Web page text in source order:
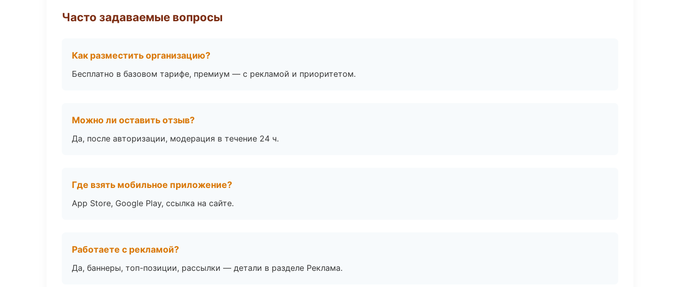
Часто задаваемые вопросы
Как разместить организацию?
Бесплатно в базовом тарифе, премиум — с рекламой и приоритетом.
Можно ли оставить отзыв?
Да, после авторизации, модерация в течение 24 ч.
Где взять мобильное приложение?
App Store, Google Play, ссылка на сайте.
Работаете с рекламой?
Да, баннеры, топ-позиции, рассылки — детали в разделе Реклама.